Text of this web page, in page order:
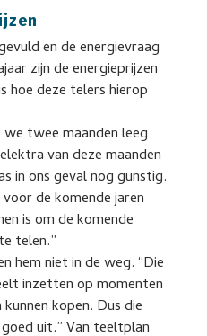
en de energievraag
zijn de energieprijzen
hoe deze telers hierop
twee maanden leeg
van deze maanden
in ons geval nog gunstig.
de komende jaren
is om de komende
telen.”
hem niet in de weg. “Die
inzetten op momenten
kopen. Dus die
uit.” Van teeltplan